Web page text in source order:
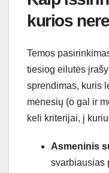
kurios
Temos
tiesiog eilutės
sprendimas, kuris
mėnesių (o gal ir
keli kriterijai, į
Asmeninis
svarbiausias